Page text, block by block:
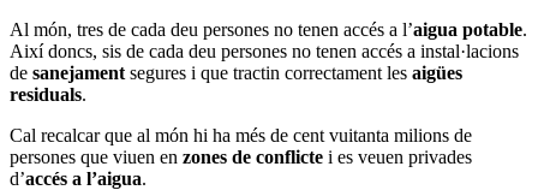
Al món, tres de cada deu persones no tenen accés a l’aigua potable.
Així doncs, sis de cada deu persones no tenen accés a instal·lacions
de sanejament segures i que tractin correctament les aigües
residuals.
Cal recalcar que al món hi ha més de cent vuitanta milions de
persones que viuen en zones de conflicte i es veuen privades
d’accés a l’aigua.